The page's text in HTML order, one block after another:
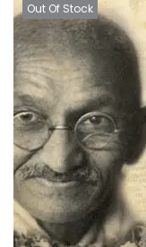
Out Of Stock